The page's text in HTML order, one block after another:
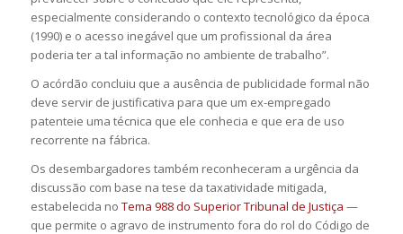
especialmente considerando o contexto tecnológico da época
(1990) e o acesso inegável que um profissional da área
poderia ter a tal informação no ambiente de trabalho”.
O acórdão concluiu que a ausência de publicidade formal não
deve servir de justificativa para que um ex-empregado
patenteie uma técnica que ele conhecia e que era de uso
recorrente na fábrica.
Os desembargadores também reconheceram a urgência da
discussão com base na tese da taxatividade mitigada,
estabelecida no Tema 988 do Superior Tribunal de Justiça —
que permite o agravo de instrumento fora do rol do Código de